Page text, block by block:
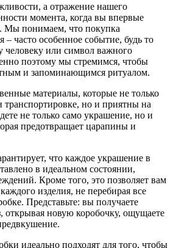
а отражение нашего
момента, когда вы впервые
Мы понимаем, что покупка
часто особенное событие, будь то
человеку или символ важного
поэтому мы стремимся, чтобы
и запоминающимся ритуалом.
материалы, которые не только
но и приятны на
не только само украшение, но и
предотвращает царапины и
что каждое украшение в
в идеальном состоянии,
Кроме того, это позволяет вам
изделия, не перебирая все
Представьте: вы получаете
открывая новую коробочку, ощущаете
идеально подходят для того, чтобы